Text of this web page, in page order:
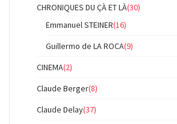
CHRONIQUES DU ÇÀ ET LÀ(30)
Emmanuel STEINER(16)
Guillermo de LA ROCA(9)
CINEMA(2)
Claude Berger(8)
Claude Delay(37)